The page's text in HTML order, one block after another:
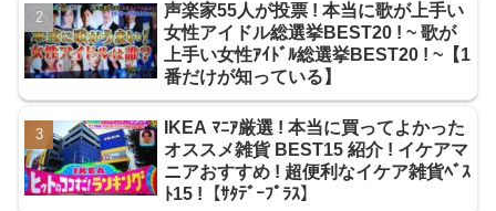
声楽家55人が投票 ! 本当に歌が上手い
女性アイドル総選挙BEST20 ! ~ 歌が
上手い女性ｱｲﾄﾞﾙ総選挙BEST20 ! ~【1
番だけが知っている】
IKEA ﾏﾆｱ厳選 ! 本当に買ってよかった
オススメ雑貨 BEST15 紹介 ! イケアマ
ニアおすすめ ! 超便利なイケア雑貨ﾍﾞｽ
ﾄ15 !【ｻﾀﾃﾞｰﾌﾟﾗｽ】